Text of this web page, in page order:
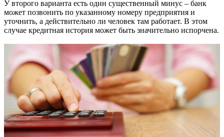
У второго варианта есть один существенный минус – банк
может позвонить по указанному номеру предприятия и
уточнить, а действительно ли человек там работает. В этом
случае кредитная история может быть значительно испорчена.